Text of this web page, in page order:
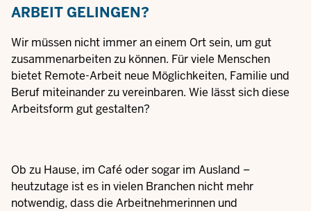
ARBEIT GELINGEN?
Wir müssen nicht immer an einem Ort sein, um gut
zusammenarbeiten zu können. Für viele Menschen
bietet Remote-Arbeit neue Möglichkeiten, Familie und
Beruf miteinander zu vereinbaren. Wie lässt sich diese
Arbeitsform gut gestalten?
Ob zu Hause, im Café oder sogar im Ausland –
heutzutage ist es in vielen Branchen nicht mehr
notwendig, dass die Arbeitnehmerinnen und